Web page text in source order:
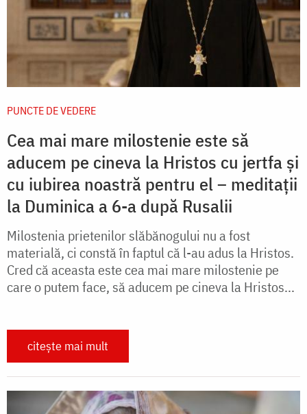
PUNCTE DE VEDERE
Cea mai mare milostenie este să
aducem pe cineva la Hristos cu jertfa și
cu iubirea noastră pentru el – meditații
la Duminica a 6-a după Rusalii
Milostenia prietenilor slăbănogului nu a fost
materială, ci constă în faptul că l-au adus la Hristos.
Cred că aceasta este cea mai mare milostenie pe
care o putem face, să aducem pe cineva la Hristos...
citește mai mult